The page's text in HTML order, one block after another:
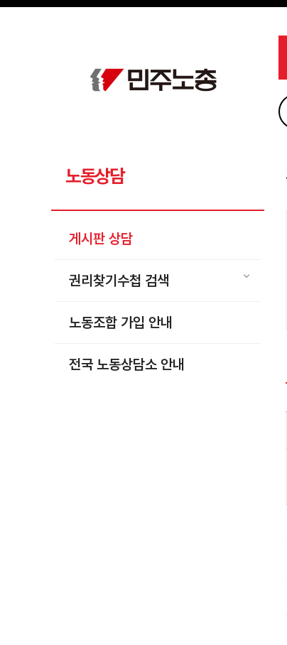
메뉴 건너뛰기
노동상담
게시판 상담
권리찾기수첩 검색
노동조합 가입 안내
전국 노동상담소 안내
권리찾기수첩 검색
찾아보기
노동조합 가입 안내
Sketchbook5, 스케치북5
Sketchbook5, 스케치북5